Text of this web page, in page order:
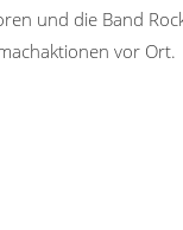
und die Band
vor Ort.